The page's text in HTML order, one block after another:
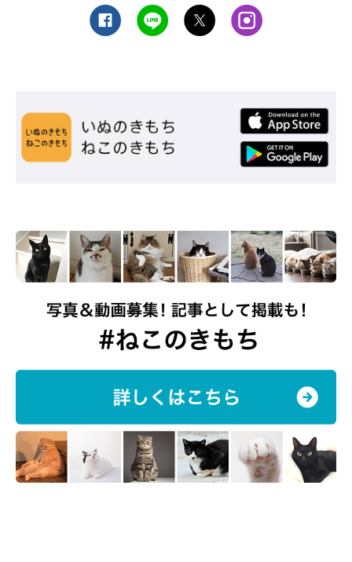
楽天で購入
ごっそり毛が取れる！「ファーミネーター」
ーミネーター」は、720人中約31.3％の225人が使っていまし
た。筆者も古いバージョンですが使っています。本当にごっそり
取れますよ！！金属製なので優しくやってあげてくださいね♪